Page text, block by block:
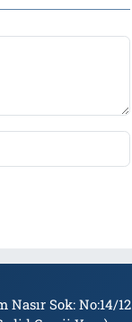
Sok: No:14/12